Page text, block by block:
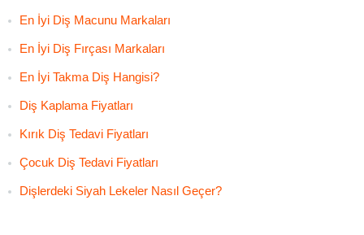
En İyi Diş Macunu Markaları
En İyi Diş Fırçası Markaları
En İyi Takma Diş Hangisi?
Diş Kaplama Fiyatları
Kırık Diş Tedavi Fiyatları
Çocuk Diş Tedavi Fiyatları
Dişlerdeki Siyah Lekeler Nasıl Geçer?